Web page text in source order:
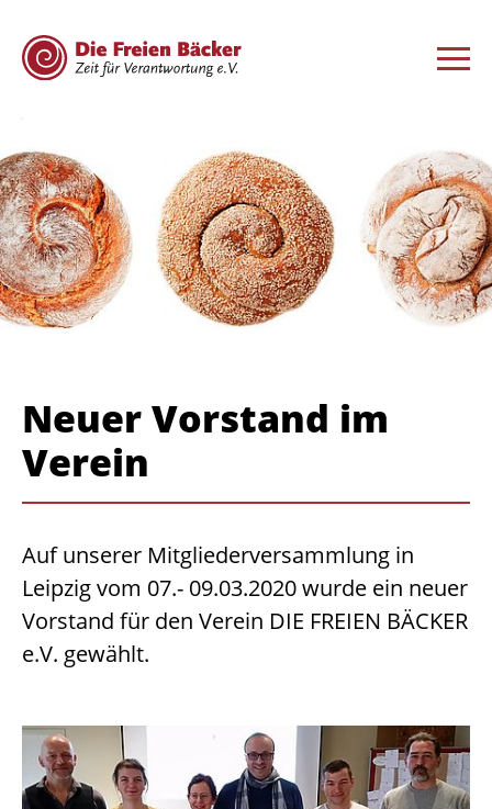
Neuer Vorstand im
Verein
Auf unserer Mitgliederversammlung in
Leipzig vom 07.- 09.03.2020 wurde ein neuer
Vorstand für den Verein DIE FREIEN BÄCKER
e.V. gewählt.